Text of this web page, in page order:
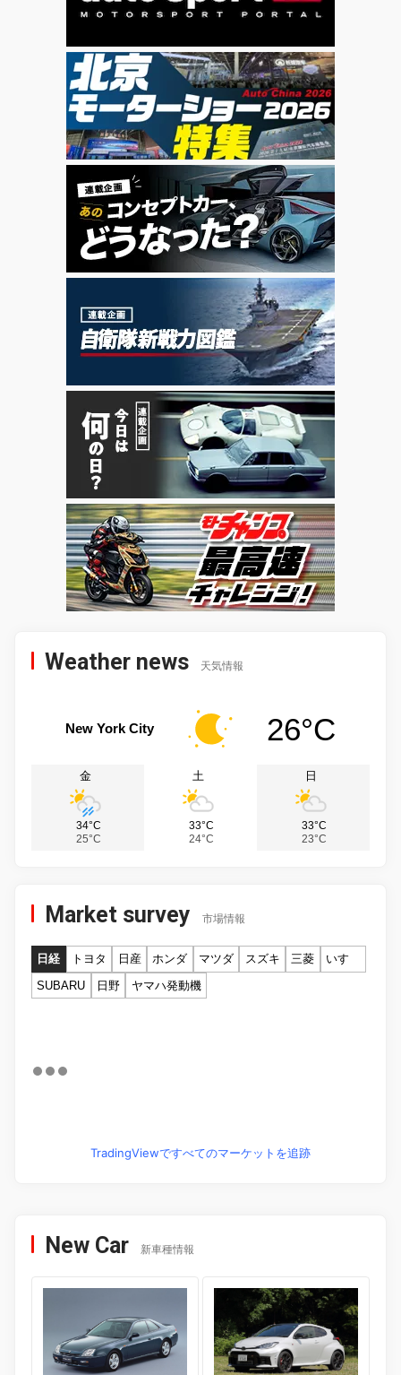
Weather news 天気情報
New York City 26°C
金
34°C
25°C
土
33°C
24°C
日
33°C
23°C
Market survey 市場情報
日経 トヨタ 日産 ホンダ マツダ スズキ 三菱
いすゞ
SUBARU
日野 ヤマハ発動機
TradingViewですべてのマーケットを追跡
New Car 新車種情報